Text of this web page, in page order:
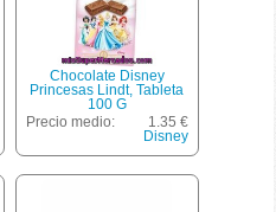
Chocolate Disney
Princesas Lindt, Tableta
100 G
Precio medio:
1.35 €
Disney